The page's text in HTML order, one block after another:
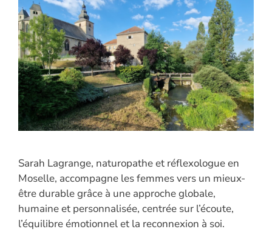
Sarah Lagrange, naturopathe et réflexologue en
Moselle, accompagne les femmes vers un mieux-
être durable grâce à une approche globale,
humaine et personnalisée, centrée sur l’écoute,
l’équilibre émotionnel et la reconnexion à soi.